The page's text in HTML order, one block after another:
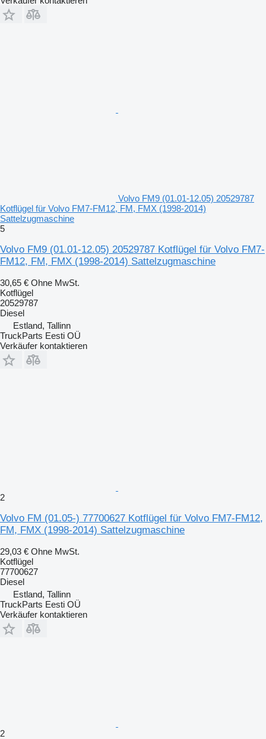
Volvo FM9 (01.01-12.05) 20529787
Kotflügel für Volvo FM7-FM12, FM, FMX (1998-2014)
Sattelzugmaschine
5
Volvo FM9 (01.01-12.05) 20529787 Kotflügel für Volvo FM7-
FM12, FM, FMX (1998-2014) Sattelzugmaschine
30,65 € Ohne MwSt.
Kotflügel
20529787
Diesel
Estland, Tallinn
TruckParts Eesti OÜ
Verkäufer kontaktieren
2
Volvo FM (01.05-) 77700627 Kotflügel für Volvo FM7-FM12,
FM, FMX (1998-2014) Sattelzugmaschine
29,03 € Ohne MwSt.
Kotflügel
77700627
Diesel
Estland, Tallinn
TruckParts Eesti OÜ
Verkäufer kontaktieren
2